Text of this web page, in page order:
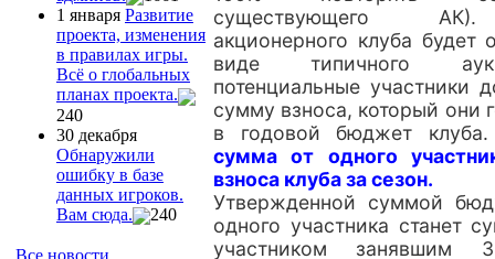
1 января Развитие
проекта, изменения
в правилах игры.
Всё о глобальных
планах проекта.
240
30 декабря
Обнаружили
ошибку в базе
данных игроков.
Вам сюда.
240
Все новости
существующего
акционерного клуба будет
виде типичного
потенциальные участники
сумму взноса, который они
в годовой бюджет
сумма от одного
взноса клуба за сезон.
Утвержденной суммой
одного участника станет
участником